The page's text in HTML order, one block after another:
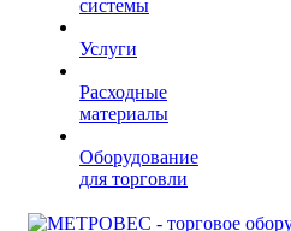
системы
Услуги
Расходные
материалы
Оборудование
для торговли